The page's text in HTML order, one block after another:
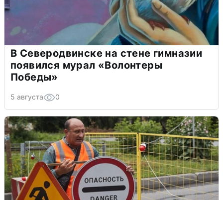
В Северодвинске на стене гимназии
появился мурал «Волонтеры
Победы»
5 августа 0